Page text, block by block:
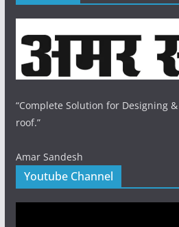
“Complete Solution for Designing
roof.”
Amar Sandesh
Youtube Channel